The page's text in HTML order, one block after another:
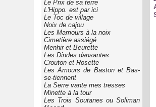
Le Prix de sa terre
L'Hippo. est par ici
Le Toc de village
Noix de cajou
Les Mamours à la noix
Cimetière assiégé
Menhir et Beurette
Les Dindes dansantes
Crouton et Rosette
Les Amours de Baston et Bas-
se-tiennent
La Serre vante mes tresses
Minette à la tour
Les Trois Soutanes ou Soliman